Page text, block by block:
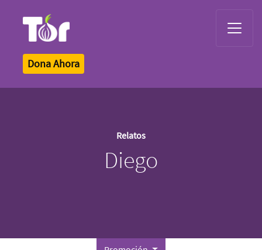
Dona Ahora
Relatos
Diego